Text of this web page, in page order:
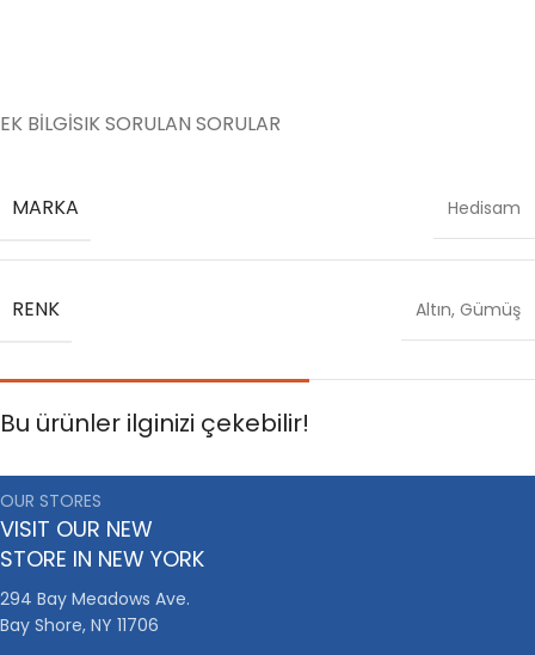
EK BILGISIK SORULAN SORULAR
MARKA Hedisam
RENK Altın, Gümüş
Bu ürünler ilginizi çekebilir!
OUR STORES
VISIT OUR NEW
STORE IN NEW YORK
294 Bay Meadows Ave.
Bay Shore, NY 11706